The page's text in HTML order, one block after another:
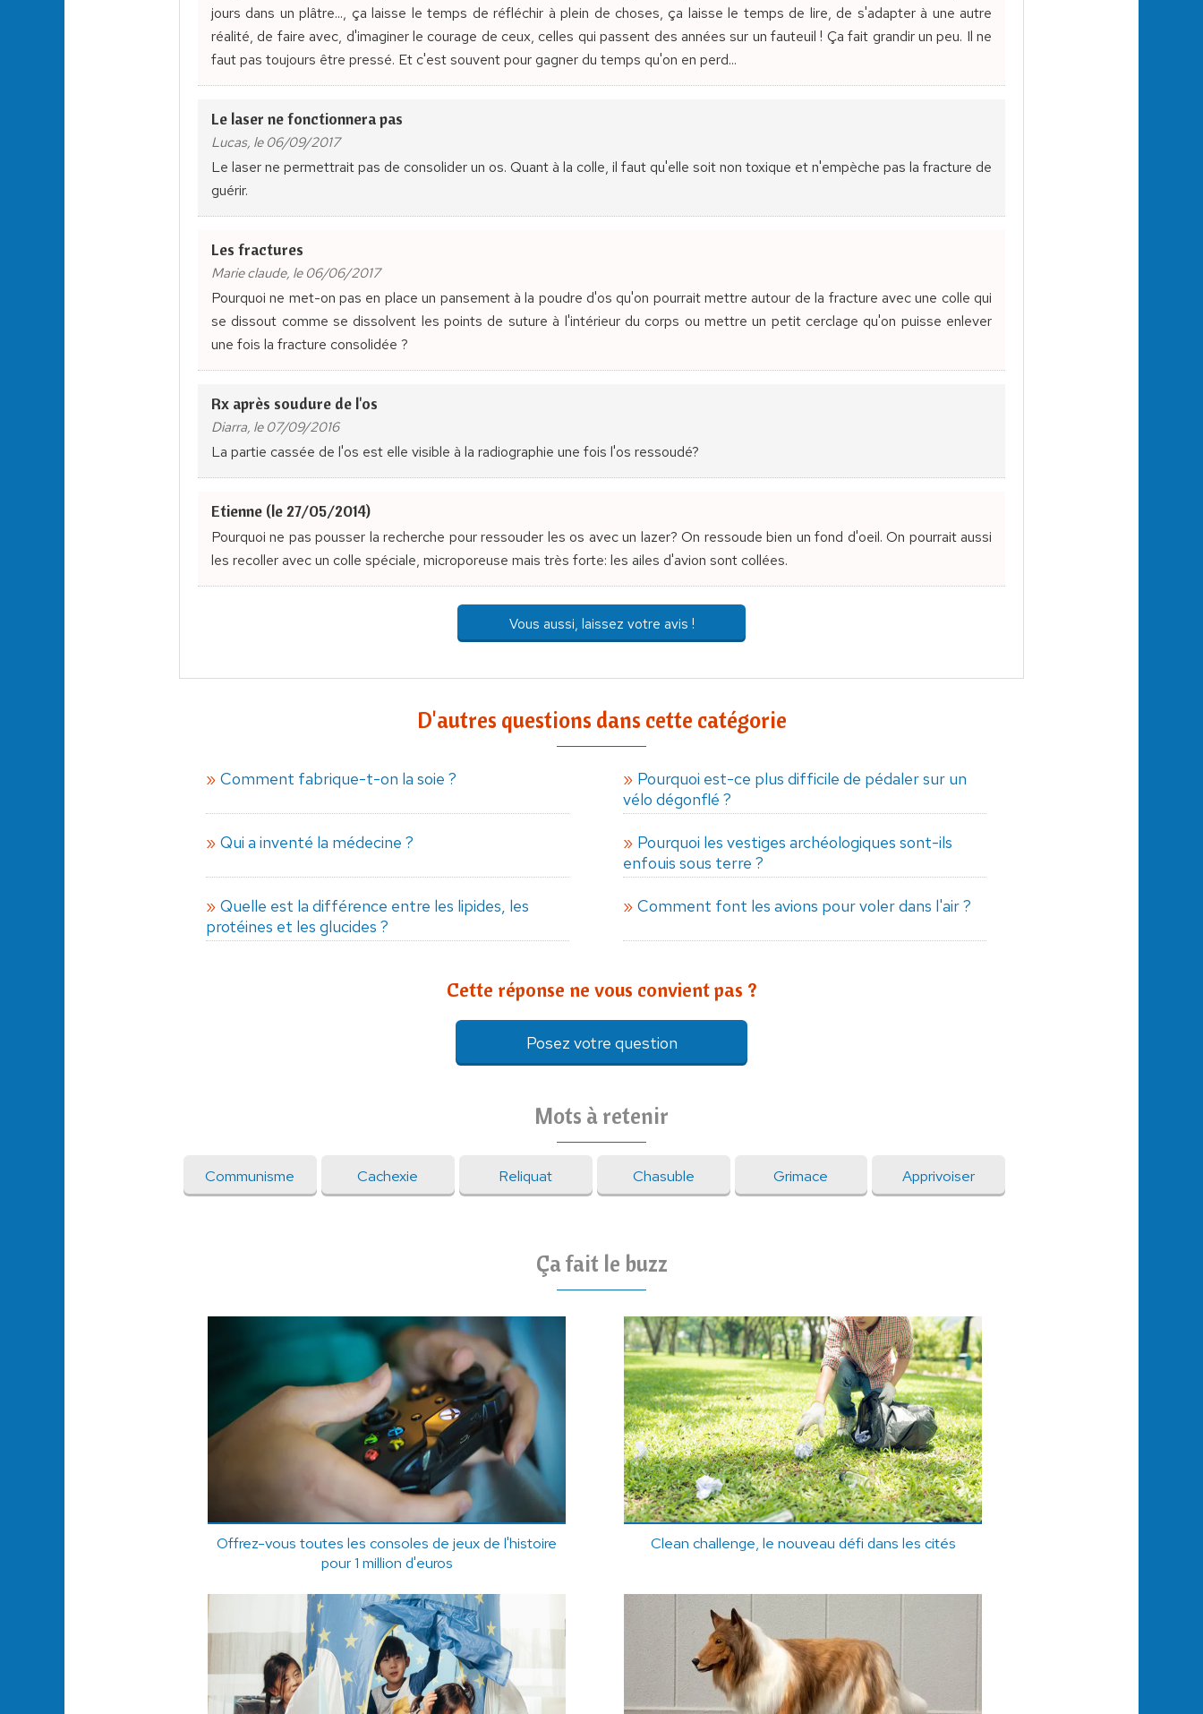
jours dans un plâtre..., ça laisse le temps de réfléchir à plein de choses, ça laisse le temps de lire, de s'adapter à une autre
réalité, de faire avec, d'imaginer le courage de ceux, celles qui passent des années sur un fauteuil ! Ça fait grandir un peu. Il ne
faut pas toujours être pressé. Et c'est souvent pour gagner du temps qu'on en perd...
Le laser ne fonctionnera pas
Lucas, le 06/09/2017
Le laser ne permettrait pas de consolider un os. Quant à la colle, il faut qu'elle soit non toxique et n'empèche pas la fracture de
guérir.
Les fractures
Marie claude, le 06/06/2017
Pourquoi ne met-on pas en place un pansement à la poudre d'os qu'on pourrait mettre autour de la fracture avec une colle qui
se dissout comme se dissolvent les points de suture à l'intérieur du corps ou mettre un petit cerclage qu'on puisse enlever
une fois la fracture consolidée ?
Rx après soudure de l'os
Diarra, le 07/09/2016
La partie cassée de l'os est elle visible à la radiographie une fois l'os ressoudé?
Etienne (le 27/05/2014)
Pourquoi ne pas pousser la recherche pour ressouder les os avec un lazer? On ressoude bien un fond d'oeil. On pourrait aussi
les recoller avec un colle spéciale, microporeuse mais très forte: les ailes d'avion sont collées.
Vous aussi, laissez votre avis !
D'autres questions dans cette catégorie
Comment fabrique-t-on la soie ?
Pourquoi est-ce plus difficile de pédaler sur un
vélo dégonflé ?
Qui a inventé la médecine ?
Pourquoi les vestiges archéologiques sont-ils
enfouis sous terre ?
Quelle est la différence entre les lipides, les
protéines et les glucides ?
Comment font les avions pour voler dans l'air ?
Cette réponse ne vous convient pas ?
Posez votre question
Mots à retenir
Communisme Cachexie Reliquat Chasuble Grimace Apprivoiser
Ça fait le buzz
Offrez-vous toutes les consoles de jeux de l'histoire
pour 1 million d'euros
Clean challenge, le nouveau défi dans les cités